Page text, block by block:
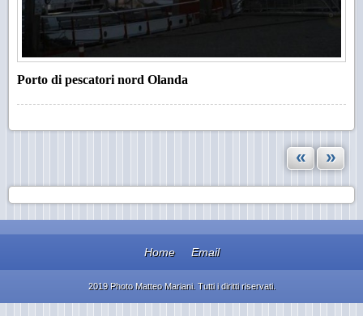
Porto di pescatori nord Olanda
« »
Home Email
2019 Photo Matteo Mariani. Tutti i diritti riservati.